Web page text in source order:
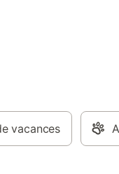
vacances